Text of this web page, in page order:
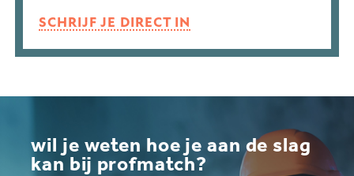
SCHRIJF JE DIRECT IN
wil je weten hoe je aan de slag
kan bij profmatch?